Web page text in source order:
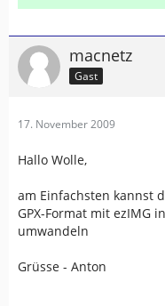
macnetz
Gast
17. November 2009
Hallo Wolle,
am Einfachsten kannst
GPX-Format mit ezIMG
umwandeln
Grüsse - Anton